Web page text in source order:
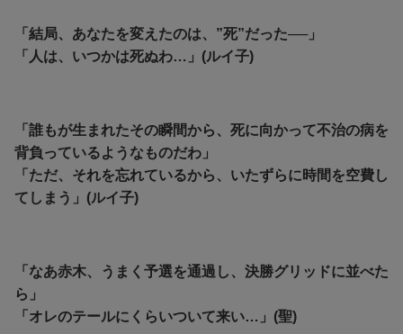
「結局、あなたを変えたのは、”死”だった──」
「人は、いつかは死ぬわ…」(ルイ子)
「誰もが生まれたその瞬間から、死に向かって不治の病を
背負っているようなものだわ」
「ただ、それを忘れているから、いたずらに時間を空費し
てしまう」(ルイ子)
「なあ赤木、うまく予選を通過し、決勝グリッドに並べた
ら」
「オレのテールにくらいついて来い…」(聖)